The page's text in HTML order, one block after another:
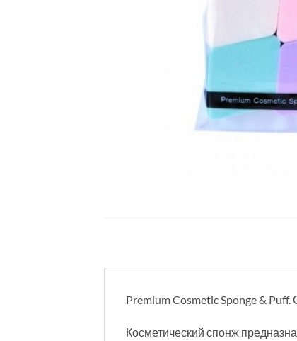
Premium Cosmetic Sponge &
Косметический спонж